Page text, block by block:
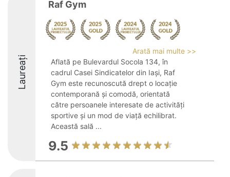
Laureați
Raf Gym
Arată mai multe >>
Aflată pe Bulevardul Socola 134, în
cadrul Casei Sindicatelor din Iași, Raf
Gym este recunoscută drept o locație
contemporană și comodă, orientată
către persoanele interesate de activități
sportive și un mod de viață echilibrat.
Această sală ...
9.5